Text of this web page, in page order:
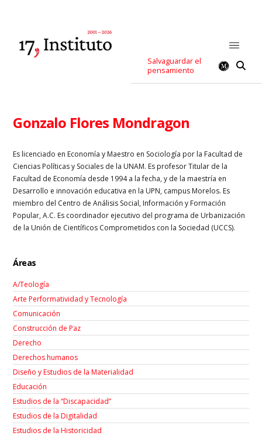
Salvaguardar el
pensamiento
Gonzalo Flores Mondragon
Es licenciado en Economía y Maestro en Sociología por la Facultad de
Ciencias Políticas y Sociales de la UNAM. Es profesor Titular de la
Facultad de Economía desde 1994 a la fecha, y de la maestría en
Desarrollo e innovación educativa en la UPN, campus Morelos. Es
miembro del Centro de Análisis Social, Información y Formación
Popular, A.C. Es coordinador ejecutivo del programa de Urbanización
de la Unión de Científicos Comprometidos con la Sociedad (UCCS).
Áreas
A/Teología
Arte Performatividad y Tecnología
Comunicación
Construcción de Paz
Derecho
Derechos humanos
Diseño y Estudios de la Materialidad
Educación
Estudios de la “Discapacidad”
Estudios de la Digitalidad
Estudios de la Historicidad